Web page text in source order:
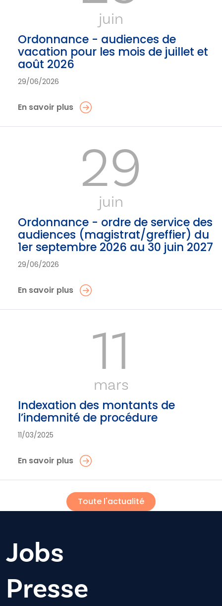
juin
Ordonnance - audiences de
vacation pour les mois de juillet et
août 2026
29/06/2026
En savoir plus
29
juin
Ordonnance - ordre de service des
audiences (magistrat/greffier) du
1er septembre 2026 au 30 juin 2027
29/06/2026
En savoir plus
11
mars
Indexation des montants de
l’indemnité de procédure
11/03/2025
En savoir plus
Toute l'actualité
Jobs
Presse